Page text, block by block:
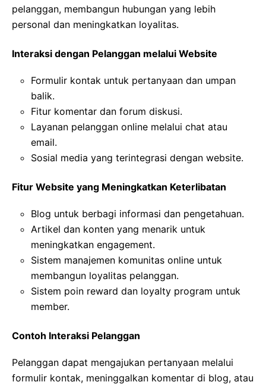
pelanggan, membangun hubungan yang lebih
personal dan meningkatkan loyalitas.
Interaksi dengan Pelanggan melalui Website
Formulir kontak untuk pertanyaan dan umpan
balik.
Fitur komentar dan forum diskusi.
Layanan pelanggan online melalui chat atau
email.
Sosial media yang terintegrasi dengan website.
Fitur Website yang Meningkatkan Keterlibatan
Blog untuk berbagi informasi dan pengetahuan.
Artikel dan konten yang menarik untuk
meningkatkan engagement.
Sistem manajemen komunitas online untuk
membangun loyalitas pelanggan.
Sistem poin reward dan loyalty program untuk
member.
Contoh Interaksi Pelanggan
Pelanggan dapat mengajukan pertanyaan melalui
formulir kontak, meninggalkan komentar di blog, atau